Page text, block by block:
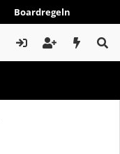
Boardregeln